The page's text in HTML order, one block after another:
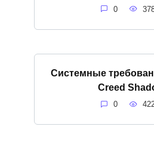
0
Системные
Creed
0